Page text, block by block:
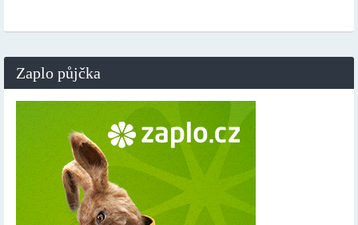
Zaplo půjčka